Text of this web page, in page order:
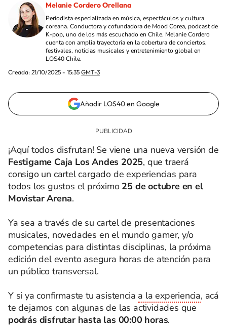
Melanie Cordero Orellana
Periodista especializada en música, espectáculos y cultura
coreana. Conductora y cofundadora de Mood Corea, podcast de
K-pop, uno de los más escuchado en Chile. Melanie Cordero
cuenta con amplia trayectoria en la cobertura de conciertos,
festivales, noticias musicales y entretenimiento global en
LOS40 Chile.
Creada: 21/10/2025 - 15:35 GMT-3
Añadir LOS40 en Google
¡Aquí todos disfrutan! Se viene una nueva versión de
Festigame Caja Los Andes 2025, que traerá
consigo un cartel cargado de experiencias para
todos los gustos el próximo 25 de octubre en el
Movistar Arena.
Ya sea a través de su cartel de presentaciones
musicales, novedades en el mundo gamer, y/o
competencias para distintas disciplinas, la próxima
edición del evento asegura horas de atención para
un público transversal.
Y si ya confirmaste tu asistencia a la experiencia, acá
te dejamos con algunas de las actividades que
podrás disfrutar hasta las 00:00 horas.